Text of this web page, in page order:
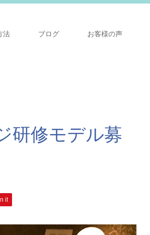
法 ブログ お客様の声
研修モデル募
it